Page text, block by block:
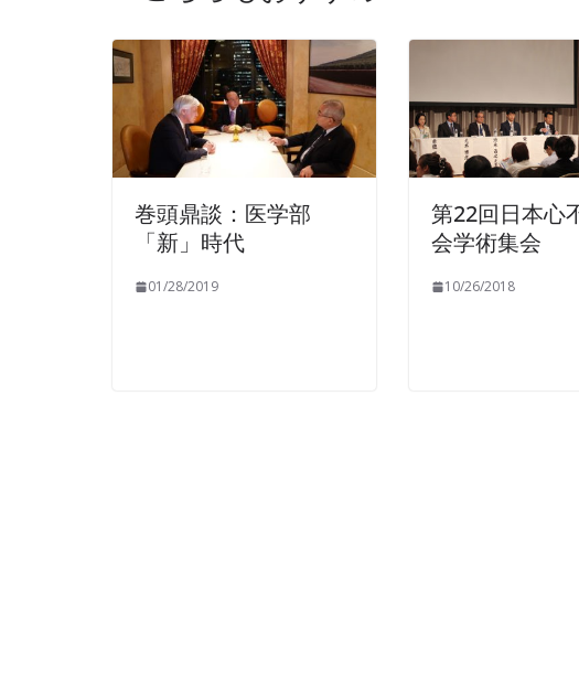
巻頭鼎談：医学部
「新」時代
01/28/2019
第22回日本心
会学術集会
10/26/2018